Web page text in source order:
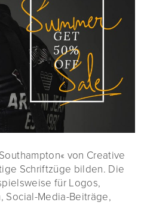
von Creative
Schriftzüge bilden. Die
für Logos,
Social-Media-Beiträge,